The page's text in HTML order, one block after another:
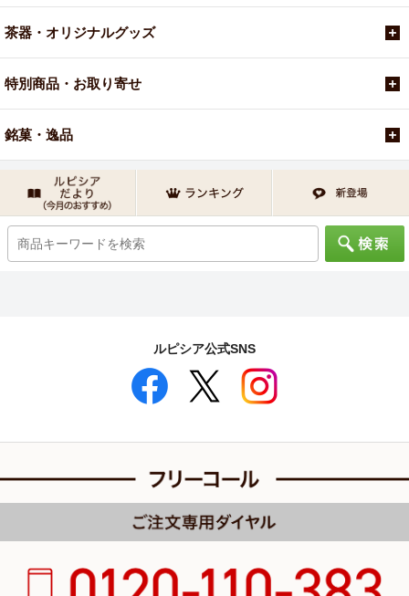
茶器・オリジナルグッズ
特別商品・お取り寄せ
銘菓・逸品
ルピシア公式SNS